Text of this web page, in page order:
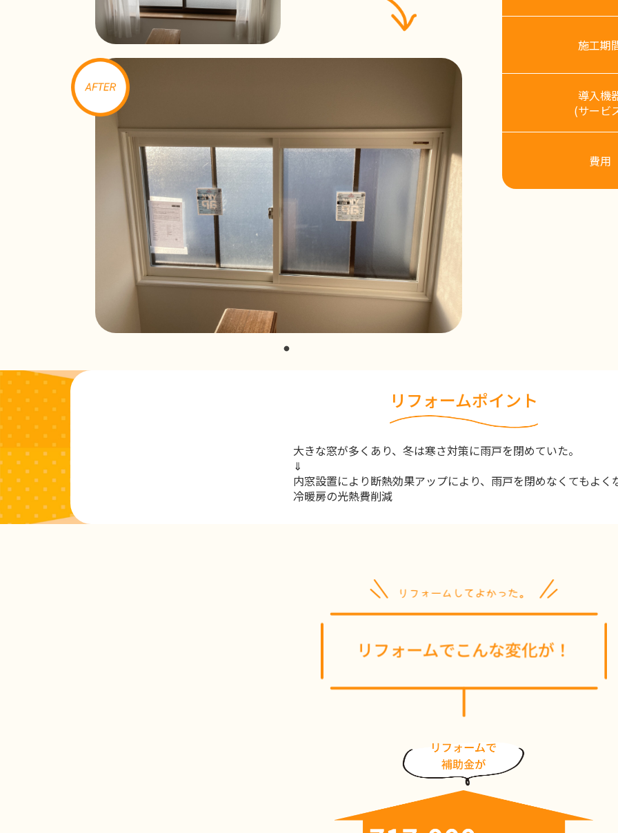
施工期
導入機
(サービ
費用
リフォームポイント
大きな窓が多くあり、冬は寒さ対策に雨戸を閉めていた。
⇓
内窓設置により断熱効果アップにより、雨戸を閉めなくてもよく
冷暖房の光熱費削減